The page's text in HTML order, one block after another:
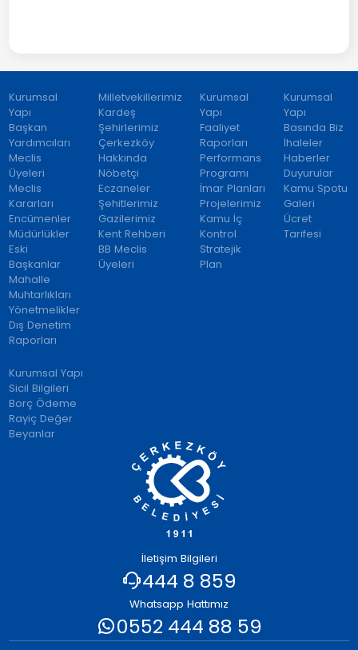
Kurumsal
Yapı
Başkan
Yardımcıları
Meclis
Üyeleri
Meclis
Kararları
Encümenler
Müdürlükler
Eski
Başkanlar
Mahalle
Muhtarlıkları
Yönetmelikler
Dış Denetim
Raporları
Milletvekillerimiz
Kardeş
Şehirlerimiz
Çerkezköy
Hakkında
Nöbetçi
Eczaneler
Şehitlerimiz
Gazilerimiz
Kent Rehberi
BB Meclis
Üyeleri
Kurumsal
Yapı
Faaliyet
Raporları
Performans
Programı
İmar Planları
Projelerimiz
Kamu İç
Kontrol
Stratejik
Plan
Kurumsal
Yapı
Basında Biz
İhaleler
Haberler
Duyurular
Kamu Spotu
Galeri
Ücret
Tarifesi
Kurumsal Yapı
Sicil Bilgileri
Borç Ödeme
Rayiç Değer
Beyanlar
İletişim Bilgileri
444 8 859
Whatsapp Hattımız
0552 444 88 59